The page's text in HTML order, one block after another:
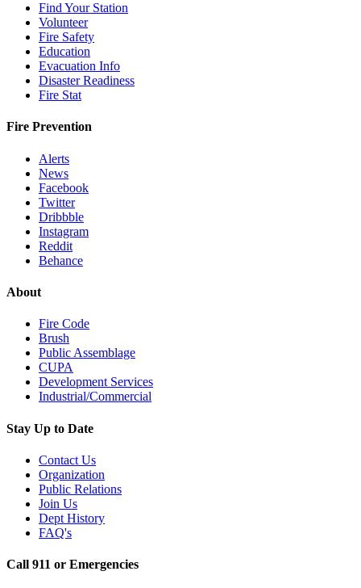
Find Your Station
Volunteer
Fire Safety
Education
Evacuation Info
Disaster Readiness
Fire Stat
Fire Prevention
Alerts
News
Facebook
Twitter
Dribbble
Instagram
Reddit
Behance
About
Fire Code
Brush
Public Assemblage
CUPA
Development Services
Industrial/Commercial
Stay Up to Date
Contact Us
Organization
Public Relations
Join Us
Dept History
FAQ's
Call 911 or Emergencies